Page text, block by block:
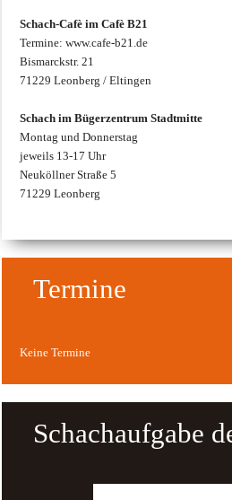
Schach-Cafè im Cafè B21
Termine: www.cafe-b21.de
Bismarckstr. 21
71229 Leonberg / Eltingen
Schach im Bügerzentrum Stadtmitte
Montag und Donnerstag
jeweils 13-17 Uhr
Neuköllner Straße 5
71229 Leonberg
Termine
Keine Termine
Schachaufgabe